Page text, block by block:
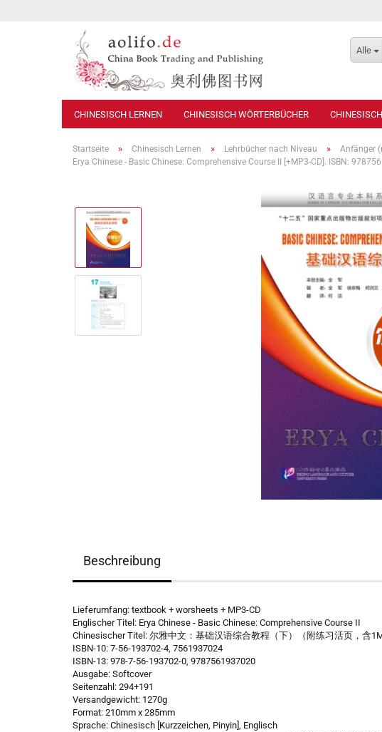
Alle
CHINESISCH LERNEN CHINESISCH WÖRTERBÜCHER
Startseite » Chinesisch Lernen » Lehrbücher nach Niveau » Anfänger
Erya Chinese - Basic Chinese: Comprehensive Course II [+MP3-CD]. ISBN:
Beschreibung
Lieferumfang: textbook + worsheets + MP3-CD
Englischer Titel: Erya Chinese - Basic Chinese: Comprehensive Course II
Chinesischer Titel: 尔雅中文：基础汉语综合教程（下）（附练习活页，含
ISBN-10: 7-56-193702-4, 7561937024
ISBN-13: 978-7-56-193702-0, 9787561937020
Ausgabe: Softcover
Seitenzahl: 294+191
Versandgewicht: 1270g
Format: 210mm x 285mm
Sprache: Chinesisch [Kurzzeichen, Pinyin], Englisch